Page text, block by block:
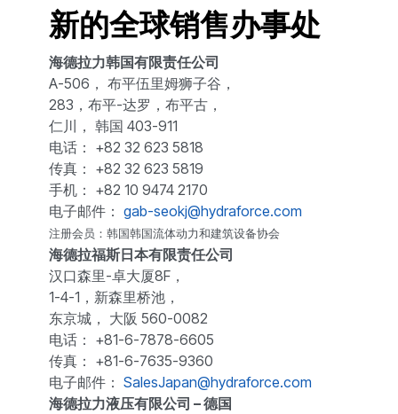
新的全球销售办事处
海德拉力韩国有限责任公司
A-506， 布平伍里姆狮子谷，
283，布平-达罗，布平古，
仁川， 韩国 403-911
电话： +82 32 623 5818
传真： +82 32 623 5819
手机： +82 10 9474 2170
电子邮件： gab-seokj@hydraforce.com
注册会员：韩国韩国流体动力和建筑设备协会
海德拉福斯日本有限责任公司
汉口森里-卓大厦8F，
1-4-1，新森里桥池，
东京城， 大阪 560-0082
电话： +81-6-7878-6605
传真： +81-6-7635-9360
电子邮件： SalesJapan@hydraforce.com
海德拉力液压有限公司 – 德国